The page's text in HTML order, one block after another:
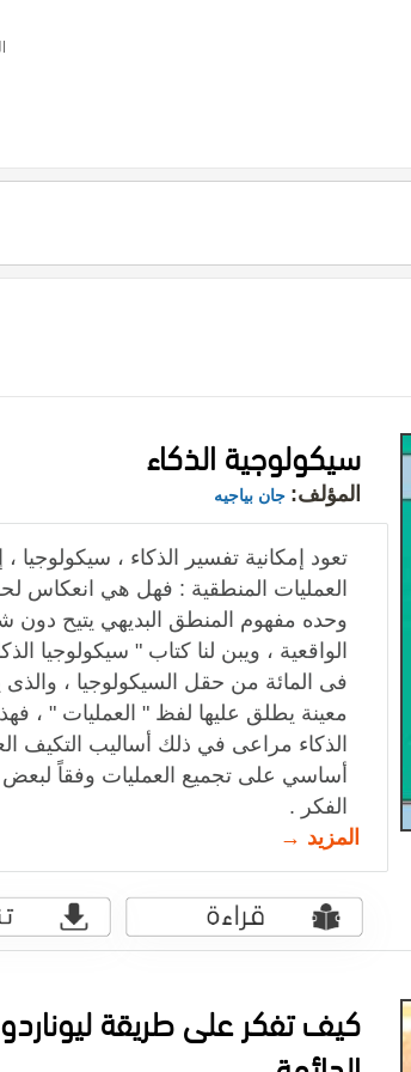
سيكولوجية الذكاء
المؤلف: جان بياجيه
تعود إمكانية تفسير الذكاء ،
العمليات المنطقية : فهل هي انعكاس
وحده مفهوم المنطق البديهي يتيح دون
الواقعية ، ويبن لنا ‏كتاب " سيكولوجيا
فى المائة من حقل السيكولوجيا ،
معينة يطلق عليها لفظ " العمليات " ،
الذكاء مراعى في ذلك ‏أساليب التكيف
أساسي على تجميع العمليات وفقاً
الفكر .‏
المزيد →
كيف تفكر على طريقة